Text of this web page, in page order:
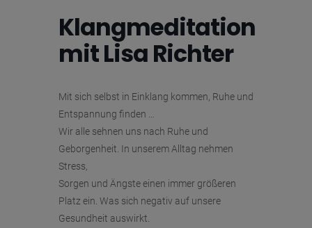
Klangmeditation
mit Lisa Richter
Mit sich selbst in Einklang kommen, Ruhe und
Entspannung finden …
Wir alle sehnen uns nach Ruhe und
Geborgenheit. In unserem Alltag nehmen
Stress,
Sorgen und Ängste einen immer größeren
Platz ein. Was sich negativ auf unsere
Gesundheit auswirkt.